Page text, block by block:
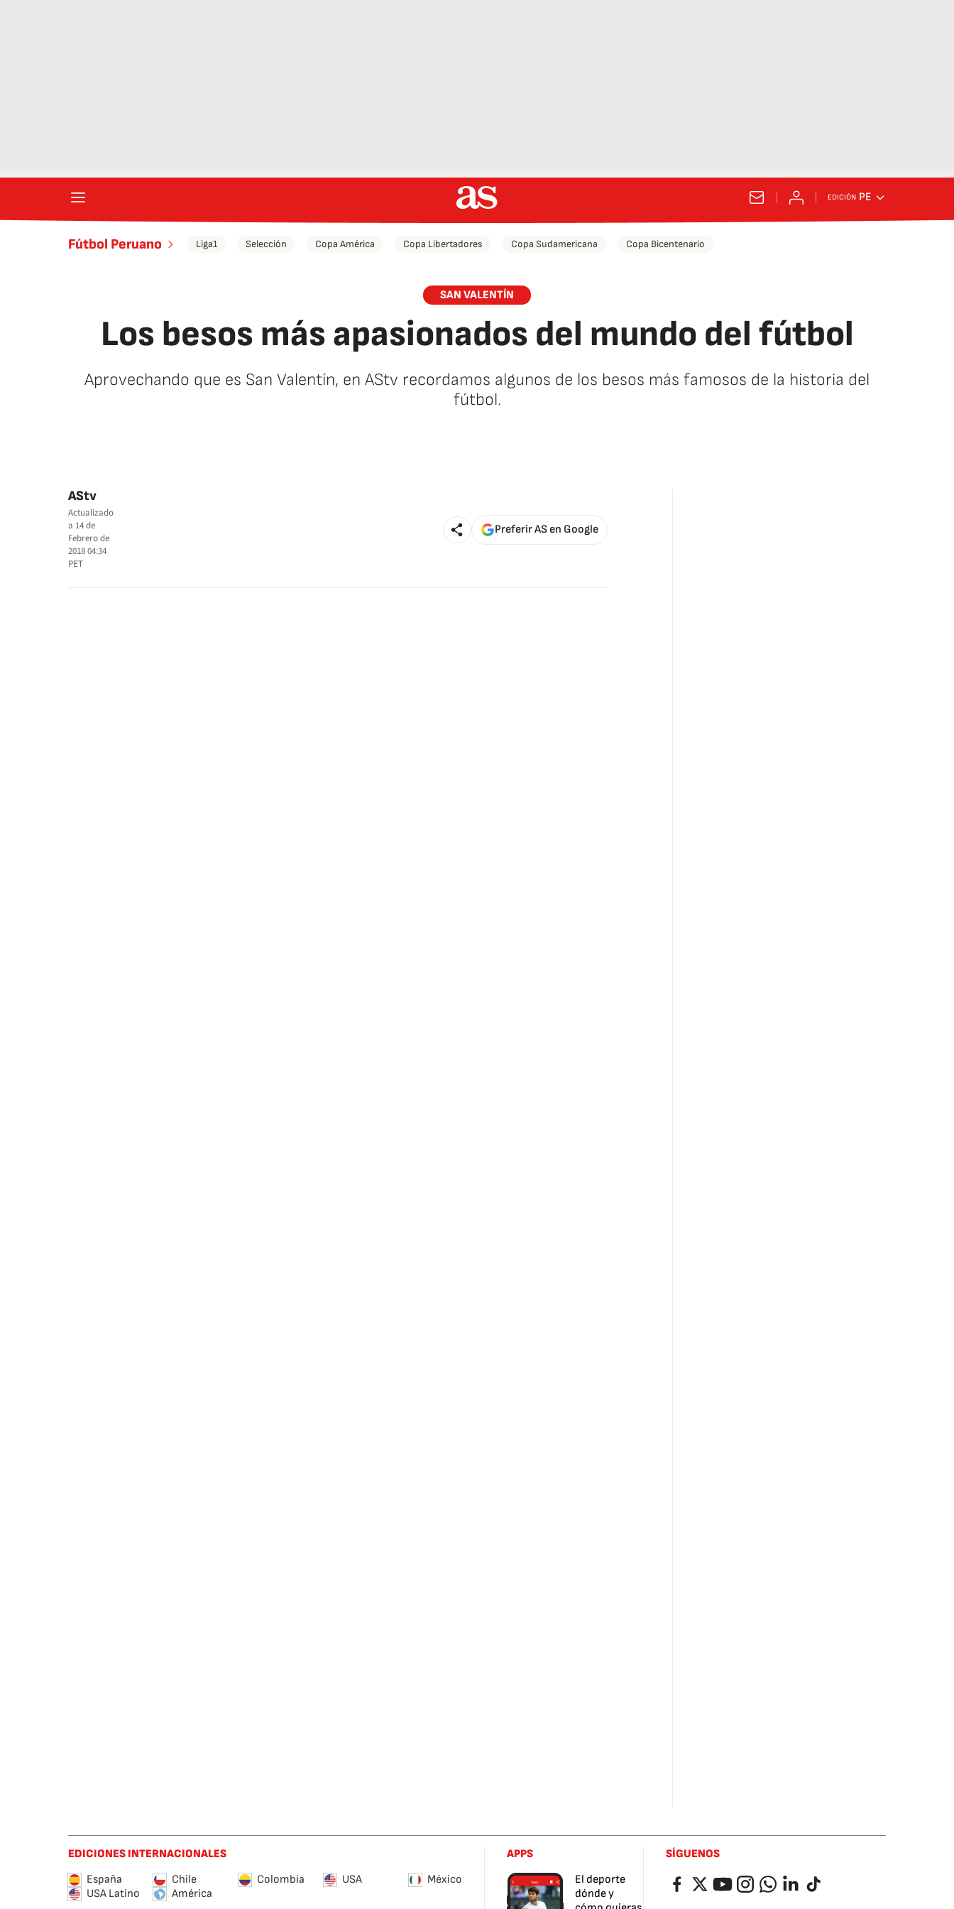
EDICIÓN PE
Fútbol Peruano Liga1 Selección Copa América Copa Libertadores Copa Sudamericana Copa Bicentenario
SAN VALENTÍN
Los besos más apasionados del mundo del fútbol
Aprovechando que es San Valentín, en AStv recordamos algunos de los besos más famosos de la historia del
fútbol.
AStv
Actualizado
a 14 de
Febrero de
2018 04:34
PET
Preferir AS en Google
EDICIONES INTERNACIONALES
España
Chile Colombia USA
México
USA Latino
América
APPS
El deporte
dónde y
SÍGUENOS
FacebookTwitterYouTubeInstagramWhatsappLinkedIn
TikTok